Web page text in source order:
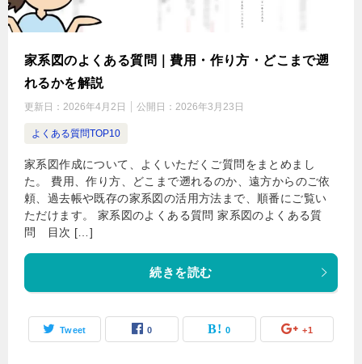
家系図のよくある質問｜費用・作り方・どこまで遡
れるかを解説
更新日： 2026年4月2日 公開日： 2026年3月23日
よくある質問TOP10
家系図作成について、よくいただくご質問をまとめまし
た。 費用、作り方、どこまで遡れるのか、遠方からのご依
頼、過去帳や既存の家系図の活用方法まで、順番にご覧い
ただけます。 家系図のよくある質問 家系図のよくある質
問 目次 […]
続きを読む
Tweet 0 0 +1